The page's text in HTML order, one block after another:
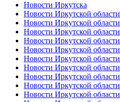
Новости Иркутска
Новости Иркутской области
Новости Иркутской области
Новости Иркутской области
Новости Иркутской области
Новости Иркутской области
Новости Иркутской области
Новости Иркутской области
Новости Иркутской области
Новости Иркутской области
Новости Иркутской области